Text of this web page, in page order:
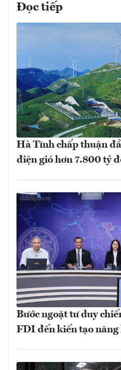
Đọc tiếp
Hà Tĩnh chấp thuận
điện gió hơn 7.800 tỷ
Bước ngoặt tư duy
FDI đến kiến tạo năng